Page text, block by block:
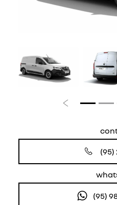
Anterior
(95)
(95)